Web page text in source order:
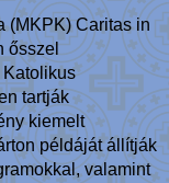
(MKPK) Caritas in
ősszel
Katolikus
tartják
kiemelt
példáját állítják
valamint